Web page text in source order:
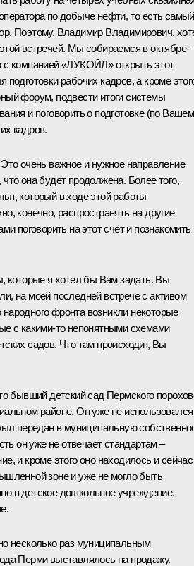
по добыче нефти, то есть самый
Поэтому, Владимир Владимирович,
встречей. Мы собираемся в октябре-
с компанией «ЛУКОЙЛ» открыть этот
подготовки рабочих кадров, а кроме
форум, подвести итоги системы
и поговорить о подготовке (по
кадров.
очень важное и нужное направление
она будет продолжена. Более того,
который в ходе этой работы
конечно, распространять на другие
поговорить на этот счёт и познакомить
которые я хотел бы Вам задать. Вы
на моей последней встрече с активом
фронта возникли некоторые
с какими‑то непонятными схемами
садов. Что там происходит, Вы
бывший детский сад Пермского
районе. Он уже не использовался
передан в муниципальную
он уже не отвечает стандартам –
и кроме этого оно находилось и сейчас
зоне и уже не могло быть
в детское дошкольное учреждение.
несколько раз муниципальным
Перми выставлялось на продажу.